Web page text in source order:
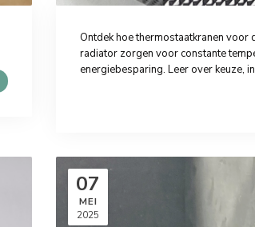
Ontdek hoe thermostaatkranen voor
radiator zorgen voor constante
energiebesparing. Leer over keuze,
07
MEI
2025